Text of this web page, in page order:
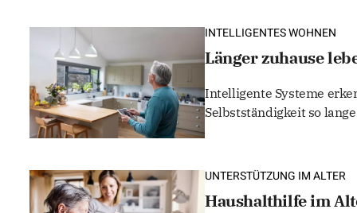
INTELLIGENTES WOHNEN
Länger zuhause
Intelligente Systeme
Selbstständigkeit so
UNTERSTÜTZUNG IM ALTER
Haushalthilfe im